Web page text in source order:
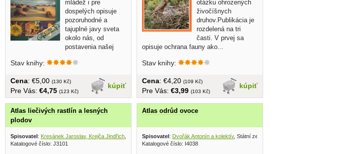
mládež i pre
dospelých opisuje
pozoruhodné a
tajuplné javy sveta
okolo nás, od
postavenia našej
Stav knihy:
kúpiť
Cena: €5,00 (130 Kč)
Pre Vás: €4,75 (123 Kč)
otázku ohrozených
živočíšnych
druhov.Publikácia je
rozdelená na tri
časti. V prvej sa
opisuje ochrana fauny ako...
Stav knihy:
kúpiť
Cena: €4,20 (109 Kč)
Pre Vás: €3,99 (103 Kč)
Atlas liečivých rastlín a lesných
plodov
Spisovatel: Kresánek Jaroslav, Krejča Jindřich , Osveta 1988
Katalogové číslo: J3101
Atlas odrůd ovoce
Spisovatel: Dvořák Antonín a kolektív, Státní zemědělské nakladatelství 1978
Katalogové číslo: I4038